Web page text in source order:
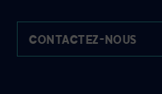
CONTACTEZ-NOUS